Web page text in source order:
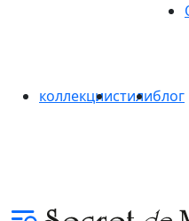
коллекциистилиблог